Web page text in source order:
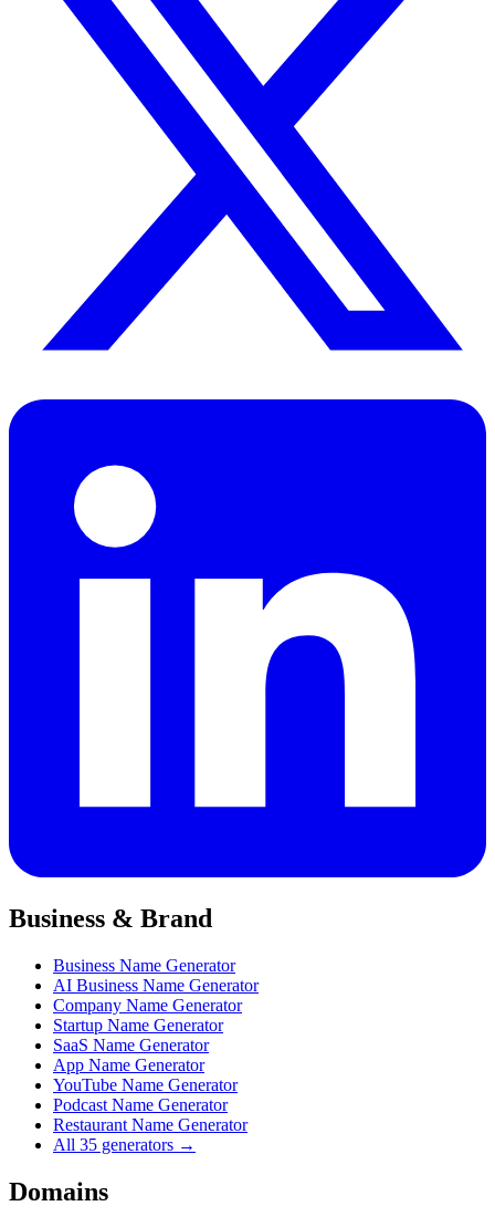
Business & Brand
Business Name Generator
AI Business Name Generator
Company Name Generator
Startup Name Generator
SaaS Name Generator
App Name Generator
YouTube Name Generator
Podcast Name Generator
Restaurant Name Generator
All 35 generators →
Domains